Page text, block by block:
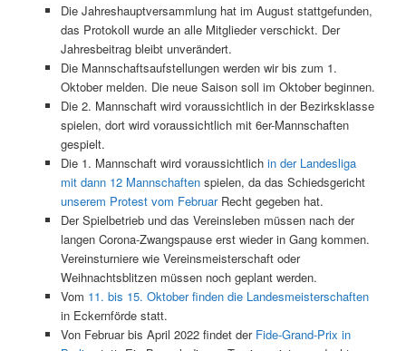
Die Jahreshauptversammlung hat im August stattgefunden,
das Protokoll wurde an alle Mitglieder verschickt. Der
Jahresbeitrag bleibt unverändert.
Die Mannschaftsaufstellungen werden wir bis zum 1.
Oktober melden. Die neue Saison soll im Oktober beginnen.
Die 2. Mannschaft wird voraussichtlich in der Bezirksklasse
spielen, dort wird voraussichtlich mit 6er-Mannschaften
gespielt.
Die 1. Mannschaft wird voraussichtlich in der Landesliga
mit dann 12 Mannschaftenspielen, da das Schiedsgericht
unserem Protest vom FebruarRecht gegeben hat.
Der Spielbetrieb und das Vereinsleben müssen nach der
langen Corona-Zwangspause erst wieder in Gang kommen.
Vereinsturniere wie Vereinsmeisterschaft oder
Weihnachtsblitzen müssen noch geplant werden.
Vom 11. bis 15. Oktober finden die Landesmeisterschaften
in Eckernförde statt.
Von Februar bis April 2022 findet der Fide-Grand-Prix in